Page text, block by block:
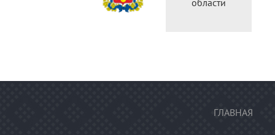
области
ГЛАВНАЯ